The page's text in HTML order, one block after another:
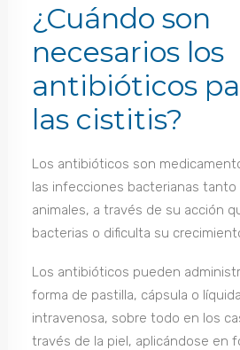
¿Cuándo son
necesarios los
antibióticos
las cistitis?
Los antibióticos son
las infecciones bacterianas
animales, a través de su acción
bacterias o dificulta su
Los antibióticos pueden
forma de pastilla, cápsula o
intravenosa, sobre todo en los
través de la piel, aplicándose en